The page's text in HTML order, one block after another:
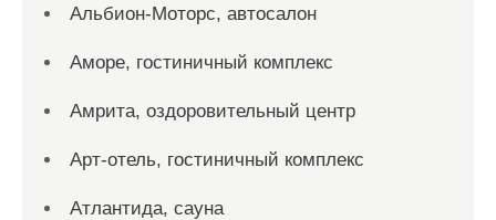
Альбион-Моторс, автосалон
Аморе, гостиничный комплекс
Амрита, оздоровительный центр
Арт-отель, гостиничный комплекс
Атлантида, сауна